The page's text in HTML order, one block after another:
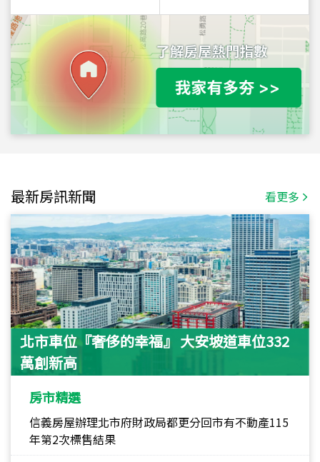
最新房訊新聞 看更多
北市車位『奢侈的幸福』 大安坡道車位332
萬創新高
房市精選
信義房屋辦理北市府財政局都更分回市有不動產115
年第2次標售結果